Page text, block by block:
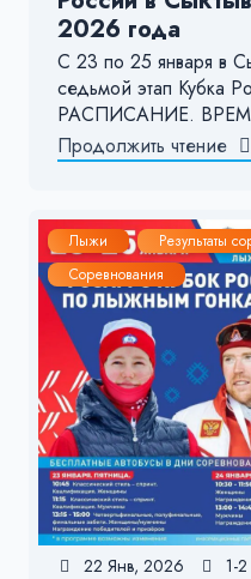
2026 года
С 23 по 25 января в
седьмой этап Кубка
РАСПИСАНИЕ.
Продолжить чтение
Лыжи
Результаты
Соревнования
22 Янв, 2026 1-